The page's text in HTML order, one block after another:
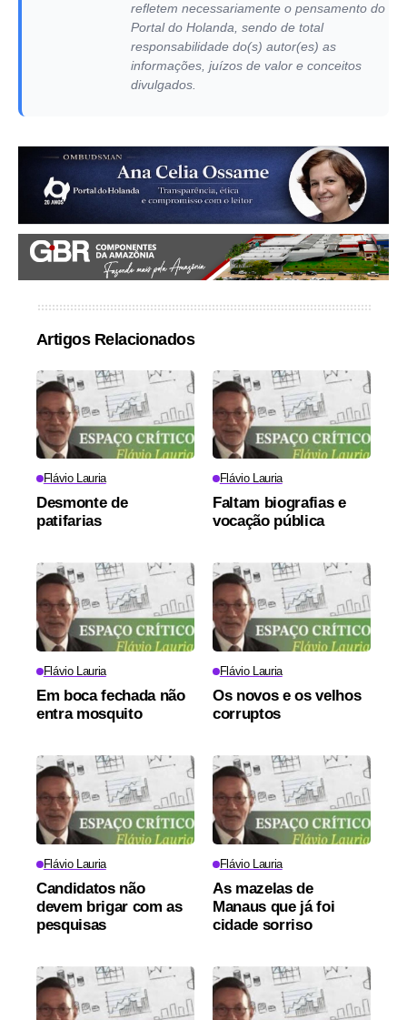
refletem necessariamente o pensamento do
Portal do Holanda, sendo de total
responsabilidade do(s) autor(es) as
informações, juízos de valor e conceitos
divulgados.
Artigos Relacionados
Flávio Lauria
Desmonte de
patifarias
Flávio Lauria
Faltam biografias e
vocação pública
Flávio Lauria
Em boca fechada não
entra mosquito
Flávio Lauria
Os novos e os velhos
corruptos
Flávio Lauria
Candidatos não
devem brigar com as
pesquisas
Flávio Lauria
As mazelas de
Manaus que já foi
cidade sorriso